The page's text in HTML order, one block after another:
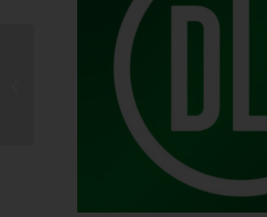
Ausgezeichnete Bio-
für Milchwerke
Oberfranken aus...